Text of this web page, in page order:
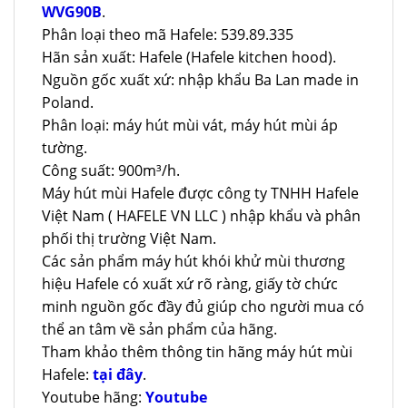
WVG90B.
Phân loại theo mã Hafele: 539.89.335
Hãn sản xuất: Hafele (Hafele kitchen hood).
Nguồn gốc xuất xứ: nhập khẩu Ba Lan made in
Poland.
Phân loại: máy hút mùi vát, máy hút mùi áp
tường.
Công suất: 900m³/h.
Máy hút mùi Hafele được công ty TNHH Hafele
Việt Nam ( HAFELE VN LLC ) nhập khẩu và phân
phối thị trường Việt Nam.
Các sản phẩm máy hút khói khử mùi thương
hiệu Hafele có xuất xứ rõ ràng, giấy tờ chức
minh nguồn gốc đầy đủ giúp cho người mua có
thể an tâm về sản phẩm của hãng.
Tham khảo thêm thông tin hãng máy hút mùi
Hafele: tại đây.
Youtube hãng: Youtube